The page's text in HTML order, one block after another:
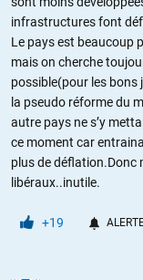
infrastructures font
Le pays est beaucoup
mais on cherche
possible(pour les bons
la pseudo réforme du
autre pays ne s’y
ce moment car
plus de déflation.Donc
libéraux..inutile.
+19